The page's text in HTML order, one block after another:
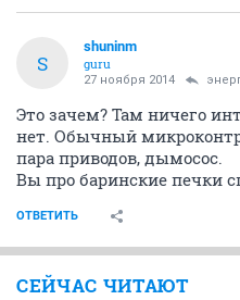
S
shuninm
guru
27 ноября 2014
Это зачем? Там ничего
нет. Обычный
пара приводов, дымосос.
Вы про баринские печки
ОТВЕТИТЬ
СЕЙЧАС ЧИТАЮТ